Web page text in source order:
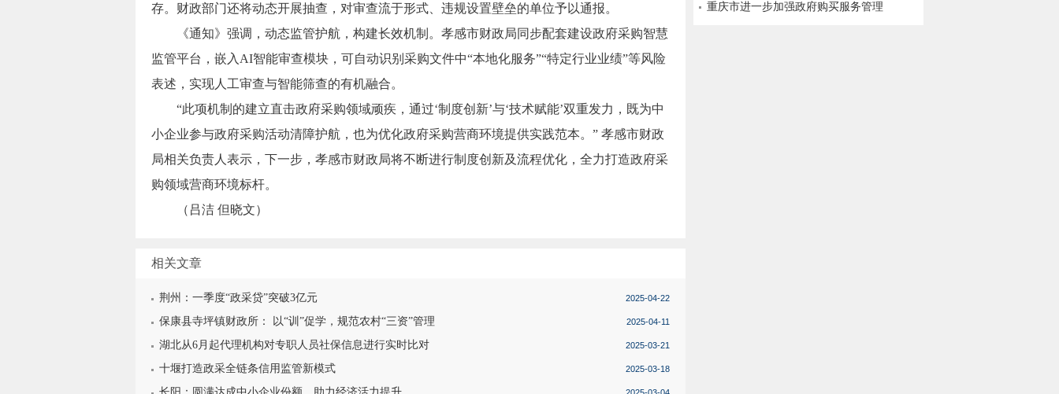
存。财政部门还将动态开展抽查，对审查流于形式、违规设置壁垒的单位予以通报。
《通知》强调，‌动态监管护航，构建长效机制。孝感市财政局同步配套建设政府采购智慧
监管平台，嵌入AI智能审查模块，可自动识别采购文件中“本地化服务”“特定行业业绩”等风险
表述，实现人工审查与智能筛查的有机融合。
“此项机制的建立直击政府采购领域顽疾，通过‘制度创新’与‘技术赋能’双重发力，既为中
小企业参与政府采购活动清障护航，也为优化政府采购营商环境提供实践范本。” 孝感市财政
局相关负责人表示，下一步，孝感市财政局将不断进行制度创新及流程优化，全力打造政府采
购领域营商环境标杆。
（吕洁 但晓文）
相关文章
荆州：一季度“政采贷”突破3亿元 2025-04-22
保康县寺坪镇财政所： 以“训”促学，规范农村“三资”管理 2025-04-11
湖北从6月起代理机构对专职人员社保信息进行实时比对 2025-03-21
十堰打造政采全链条信用监管新模式 2025-03-18
重庆市进一步加强政府购买服务管理